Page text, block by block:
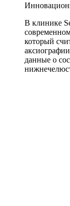
В клинике
который
данные о